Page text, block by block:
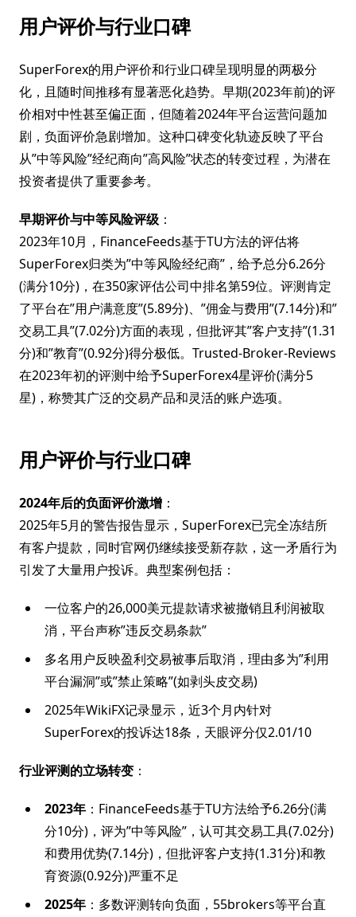
用户评价与行业口碑
SuperForex的用户评价和行业口碑呈现明显的两极分
化，且随时间推移有显著恶化趋势。早期(2023年前)的评
价相对中性甚至偏正面，但随着2024年平台运营问题加
剧，负面评价急剧增加。这种口碑变化轨迹反映了平台
从”中等风险”经纪商向”高风险”状态的转变过程，为潜在
投资者提供了重要参考。
早期评价与中等风险评级 ：
2023年10月，FinanceFeeds基于TU方法的评估将
SuperForex归类为”中等风险经纪商”，给予总分6.26分
(满分10分)，在350家评估公司中排名第59位。评测肯定
了平台在”用户满意度”(5.89分)、”佣金与费用”(7.14分)和”
交易工具”(7.02分)方面的表现，但批评其”客户支持”(1.31
分)和”教育”(0.92分)得分极低。Trusted-Broker-Reviews
在2023年初的评测中给予SuperForex4星评价(满分5
星)，称赞其广泛的交易产品和灵活的账户选项。
用户评价与行业口碑
2024年后的负面评价激增 ：
2025年5月的警告报告显示，SuperForex已完全冻结所
有客户提款，同时官网仍继续接受新存款，这一矛盾行为
引发了大量用户投诉。典型案例包括：
一位客户的26,000美元提款请求被撤销且利润被取
消，平台声称”违反交易条款”
多名用户反映盈利交易被事后取消，理由多为”利用
平台漏洞”或”禁止策略”(如剥头皮交易)
2025年WikiFX记录显示，近3个月内针对
SuperForex的投诉达18条，天眼评分仅2.01/10
行业评测的立场转变 ：
2023年 ：FinanceFeeds基于TU方法给予6.26分(满
分10分)，评为”中等风险”，认可其交易工具(7.02分)
和费用优势(7.14分)，但批评客户支持(1.31分)和教
育资源(0.92分)严重不足
2025年 ：多数评测转向负面，55brokers等平台直